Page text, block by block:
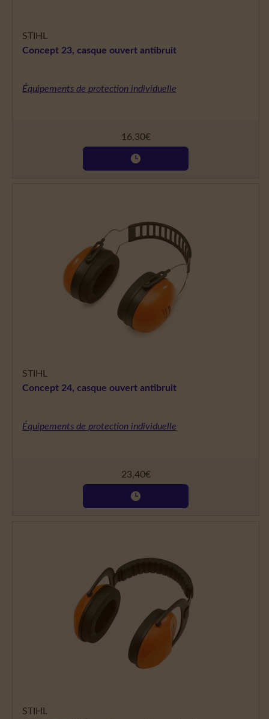
STIHL
Concept 23, casque ouvert antibruit
Équipements de protection individuelle
16,30€
STIHL
Concept 24, casque ouvert antibruit
Équipements de protection individuelle
23,40€
STIHL